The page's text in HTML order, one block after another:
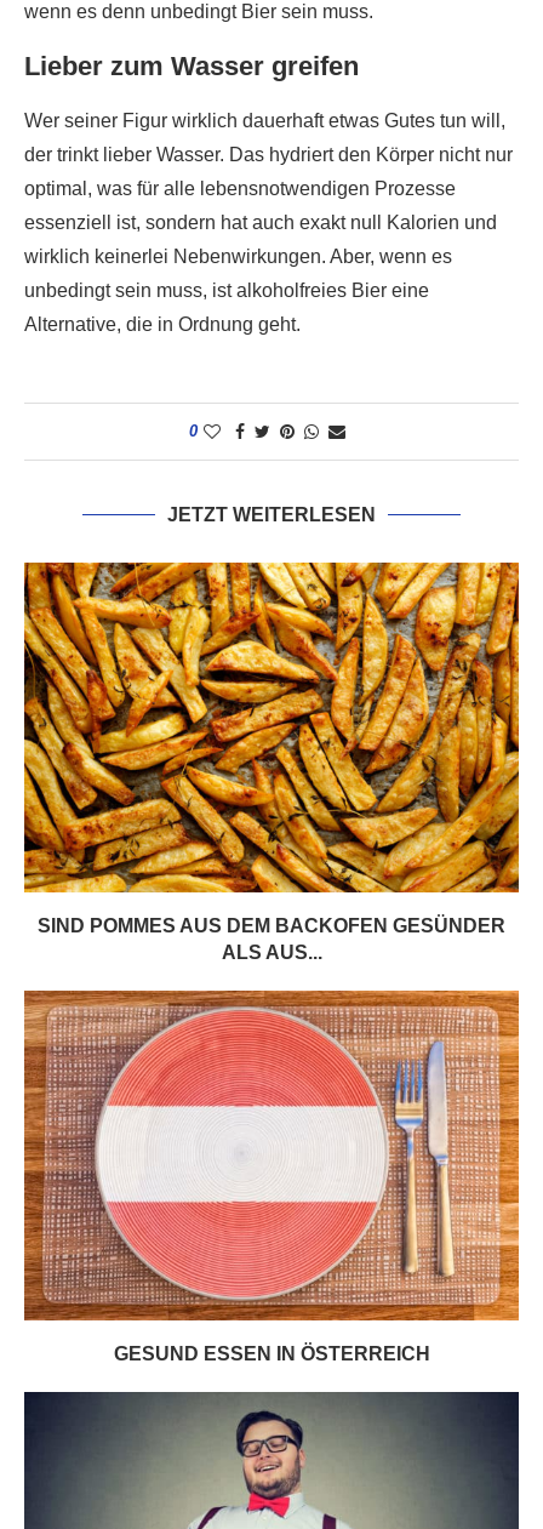
wenn es denn unbedingt Bier sein muss.
Lieber zum Wasser greifen
Wer seiner Figur wirklich dauerhaft etwas Gutes tun will,
der trinkt lieber Wasser. Das hydriert den Körper nicht nur
optimal, was für alle lebensnotwendigen Prozesse
essenziell ist, sondern hat auch exakt null Kalorien und
wirklich keinerlei Nebenwirkungen. Aber, wenn es
unbedingt sein muss, ist alkoholfreies Bier eine
Alternative, die in Ordnung geht.
0
JETZT WEITERLESEN
SIND POMMES AUS DEM BACKOFEN GESÜNDER
ALS AUS...
GESUND ESSEN IN ÖSTERREICH